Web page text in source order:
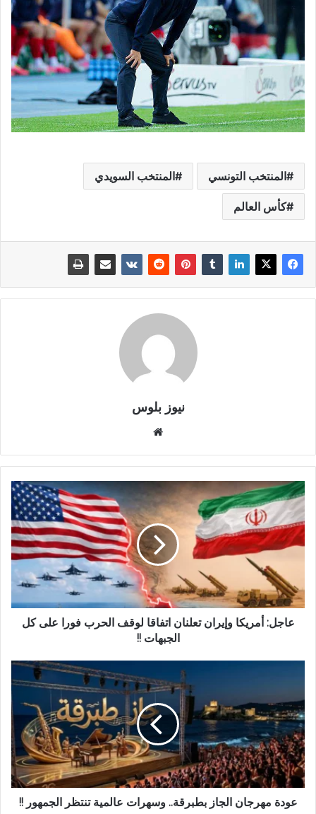
المنتخب التونسي المنتخب السويدي
كأس العالم
نيوز بلوس
عاجل: أمريكا وإيران تعلنان اتفاقا لوقف الحرب فورا على كل
الجبهات !!
عودة مهرجان الجاز بطبرقة.. وسهرات عالمية تنتظر الجمهور !!